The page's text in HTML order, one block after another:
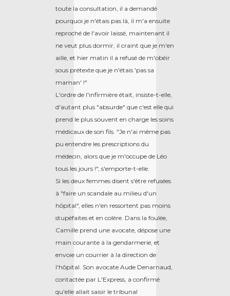
toute la consultation, il a demandé
pourquoi je n'étais pas là, il m'a ensuite
reproché de l'avoir laissé, maintenant il
ne veut plus dormir, il craint que je m'en
aille, et hier matin il a refusé de m'obéir
sous prétexte que je n'étais 'pas sa
maman' !"
L'ordre de l'infirmière était, insiste-t-elle,
d'autant plus "absurde" que c'est elle qui
prend le plus souvent en charge les soins
médicaux de son fils. "Je n'ai même pas
pu entendre les prescriptions du
médecin, alors que je m'occupe de Léo
tous les jours !", s'emporte-t-elle.
Si les deux femmes disent s'être refusées
à "faire un scandale au milieu d'un
hôpital", elles n'en ressortent pas moins
stupéfaites et en colère. Dans la foulée,
Camille prend une avocate, dépose une
main courante à la gendarmerie, et
envoie un courrier à la direction de
l'hôpital. Son avocate Aude Denarnaud,
contactée par L'Express, a confirmé
qu'elle allait saisir le tribunal